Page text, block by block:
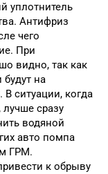
уплотнитель
Антифриз
чего
При
видно, так как
на
ситуации, когда
сразу
водяной
авто помпа
ГРМ.
к обрыву